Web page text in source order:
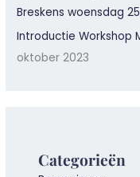
Breskens woensdag
Introductie Workshop
oktober 2023
Categorieën